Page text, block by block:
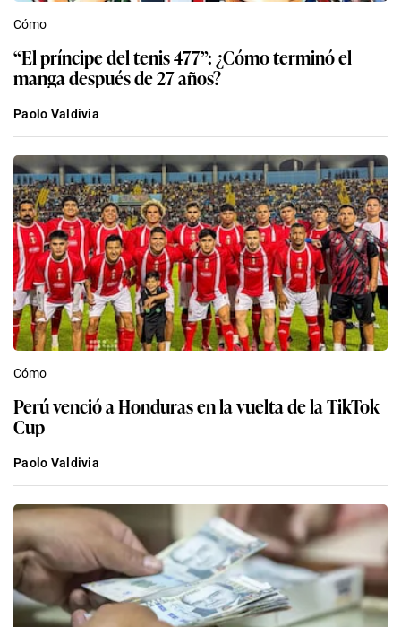
Cómo
“El príncipe del tenis 477”: ¿Cómo terminó el
manga después de 27 años?
Paolo Valdivia
Cómo
Perú venció a Honduras en la vuelta de la TikTok
Cup
Paolo Valdivia